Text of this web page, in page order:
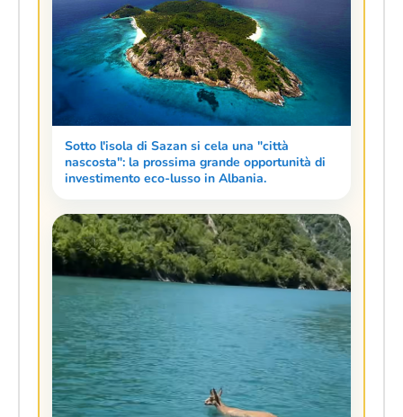
Sotto l'isola di Sazan si cela una "città
nascosta": la prossima grande opportunità di
investimento eco-lusso in Albania.